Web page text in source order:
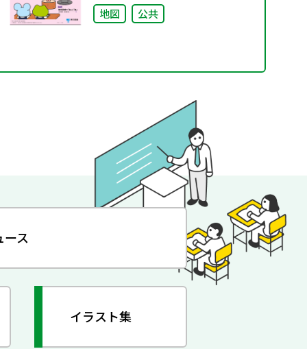
地図
公共
ース
イラスト集